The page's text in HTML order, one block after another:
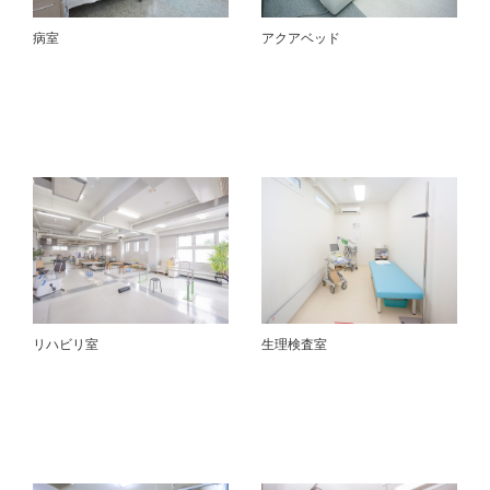
病室 アクアベッド
リハビリ室 生理検査室